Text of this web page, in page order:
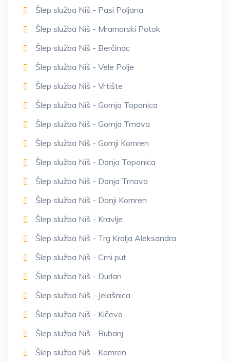
Šlep služba Niš - Pasi Poljana
Šlep služba Niš - Mramorski Potok
Šlep služba Niš - Berčinac
Šlep služba Niš - Vele Polje
Šlep služba Niš - Vrtište
Šlep služba Niš - Gornja Toponica
Šlep služba Niš - Gornja Trnava
Šlep služba Niš - Gornji Komren
Šlep služba Niš - Donja Toponica
Šlep služba Niš - Donja Trnava
Šlep služba Niš - Donji Komren
Šlep služba Niš - Kravlje
Šlep služba Niš - Trg Kralja Aleksandra
Šlep služba Niš - Crni put
Šlep služba Niš - Durlan
Šlep služba Niš - Jelašnica
Šlep služba Niš - Kičevo
Šlep služba Niš - Bubanj
Šlep služba Niš - Komren